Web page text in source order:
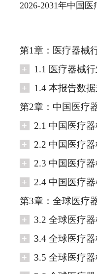
2026-2031年中国
第1章：医疗器械
+
1.1 医疗器械
+
1.4 本报告数
第2章：中国医疗
+
2.1 中国医疗
+
2.2 中国医疗
+
2.3 中国医疗
+
2.4 中国医疗
第3章：全球医疗
+
3.2 全球医疗
+
3.4 全球医疗
+
3.5 全球医疗